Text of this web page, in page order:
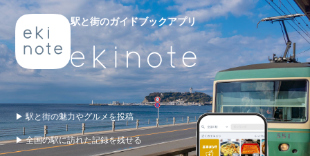
駅と街のガイドブックアプリ
▶ 駅と街の魅力やグルメを投稿
▶ 全国の駅に訪れた記録を残せる